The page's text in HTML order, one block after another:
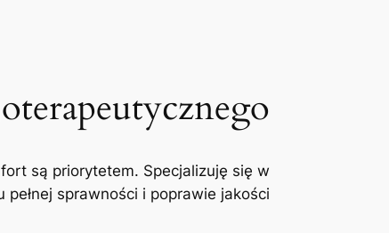
są priorytetem. Specjalizuję się w
sprawności i poprawie jakości